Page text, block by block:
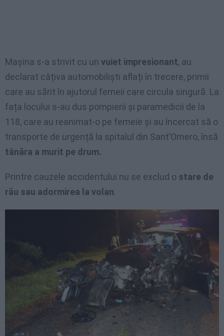
Mașina s-a strivit cu un vuiet impresionant, au
declarat câțiva automobiliști aflați în trecere, primii
care au sărit în ajutorul femeii care circula singură. La
fața locului s-au dus pompierii și paramedicii de la
118, care au reanimat-o pe femeie și au încercat să o
transporte de urgență la spitalul din Sant’Omero, însă
tânăra a murit pe drum.
Printre cauzele accidentului nu se exclud o stare de
rău sau adormirea la volan.